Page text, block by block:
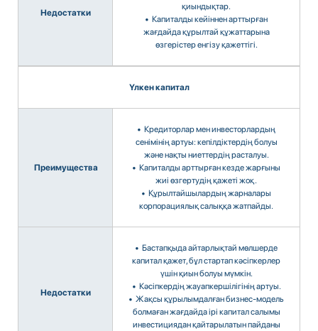
Недостатки
қиындықтар.
• Капиталды кейіннен арттырған
жағдайда құрылтай құжаттарына
өзгерістер енгізу қажеттігі.
Үлкен капитал
Преимущества
• Кредиторлар мен инвесторлардың
сенімінің артуы: кепілдіктердің болуы
және нақты ниеттердің расталуы.
• Капиталды арттырған кезде жарғыны
жиі өзгертудің қажеті жоқ.
• Құрылтайшылардың жарналары
корпорациялық салыққа жатпайды.
Недостатки
• Бастапқыда айтарлықтай мөлшерде
капитал қажет, бұл стартап кәсіпкерлер
үшін қиын болуы мүмкін.
• Кәсіпкердің жауапкершілігінің артуы.
• Жақсы құрылымдалған бизнес-модель
болмаған жағдайда ірі капитал салымы
инвестициядан қайтарылатын пайданы